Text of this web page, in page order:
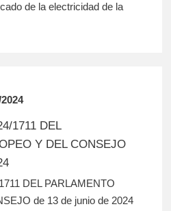
de la electricidad de la
1711 DEL
Y DEL CONSEJO
DEL PARLAMENTO
de 13 de junio de 2024